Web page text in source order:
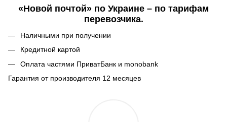
«Новой почтой» по Украине – по тарифам
перевозчика.
Наличными при получении
Кредитной картой
Оплата частями ПриватБанк и monobank
Гарантия от производителя 12 месяцев